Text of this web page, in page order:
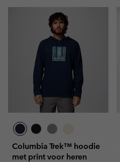
Columbia Trek™ hoodie
met print voor heren